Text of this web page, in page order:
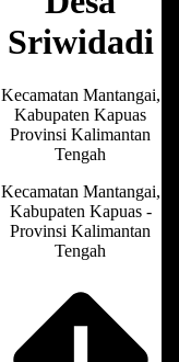
Sriwidadi
Kecamatan Mantangai,
Kabupaten Kapuas
Provinsi Kalimantan
Tengah
Kecamatan Mantangai,
Kabupaten Kapuas -
Provinsi Kalimantan
Tengah